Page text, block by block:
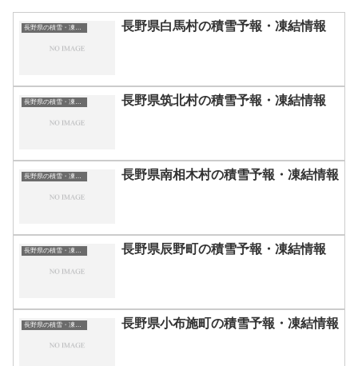
長野県の積雪・凍結情報 長野県白馬村の積雪予報・凍結情報
長野県の積雪・凍結情報 長野県筑北村の積雪予報・凍結情報
長野県の積雪・凍結情報 長野県南相木村の積雪予報・凍結情報
長野県の積雪・凍結情報 長野県辰野町の積雪予報・凍結情報
長野県の積雪・凍結情報 長野県小布施町の積雪予報・凍結情報